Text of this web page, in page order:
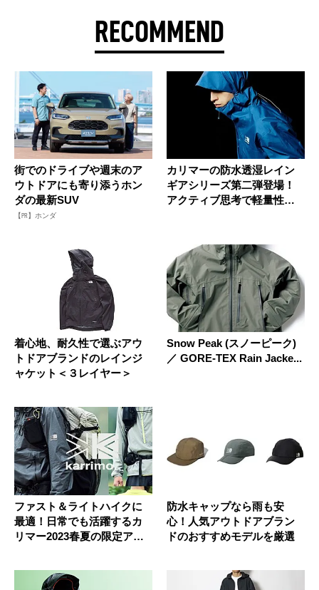
RECOMMEND
街でのドライブや週末のア
ウトドアにも寄り添うホン
ダの最新SUV
【PR】ホンダ
カリマーの防水透湿レイン
ギアシリーズ第二弾登場！
アクティブ思考で軽量性バ
着心地、耐久性で選ぶアウ
トドアブランドのレインジ
ャケット＜３レイヤー＞
Snow Peak (スノーピーク)
／ GORE-TEX Rain Jacke...
ファスト＆ライトハイクに
最適！日常でも活躍するカ
リマー2023春夏の限定アイ
防水キャップなら雨も安
心！人気アウトドアブラン
ドのおすすめモデルを厳選